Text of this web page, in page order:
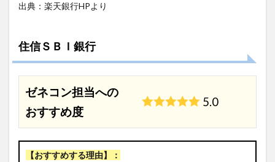
出典：楽天銀行HPより
住信ＳＢＩ銀行
ゼネコン担当への
おすすめ度
5.0
【おすすめする理由】：